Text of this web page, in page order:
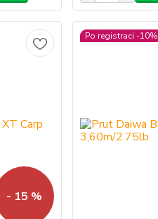
- 15 %
Po registraci -10%